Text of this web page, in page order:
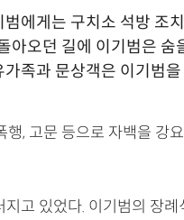
에게는 구치소 석방 조
아오던 길에 이기범은 숨
족과 문상객은 이기범을
, 고문 등으로 자백을 강
고 있었다. 이기범의 장례